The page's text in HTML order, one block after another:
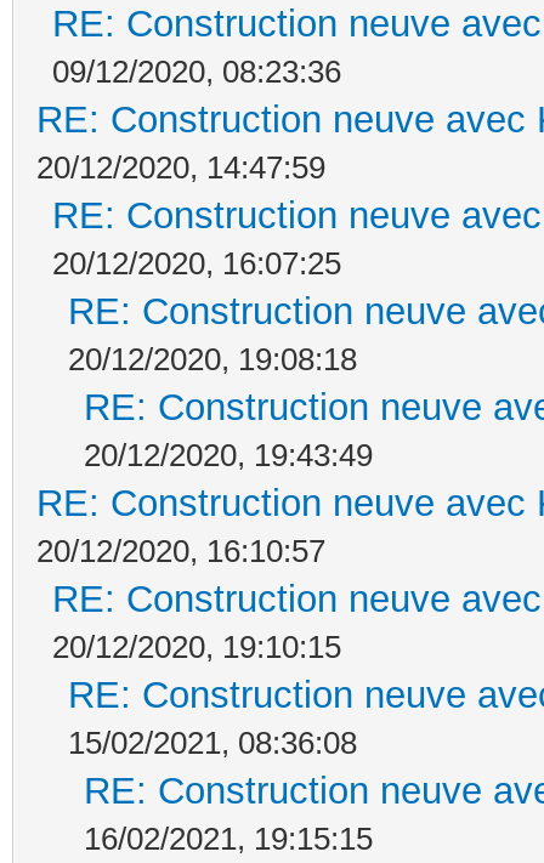
RE: Construction neuve
09/12/2020, 08:23:36
RE: Construction neuve avec
20/12/2020, 14:47:59
RE: Construction neuve
20/12/2020, 16:07:25
RE: Construction neuve
20/12/2020, 19:08:18
RE: Construction neuve
20/12/2020, 19:43:49
RE: Construction neuve avec
20/12/2020, 16:10:57
RE: Construction neuve
20/12/2020, 19:10:15
RE: Construction neuve
15/02/2021, 08:36:08
RE: Construction neuve
16/02/2021, 19:15:15